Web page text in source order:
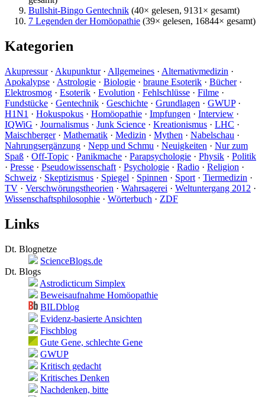
Bullshit-Bingo Gentechnik (40× gelesen, 9131× gesamt)
7 Legenden der Homöopathie (39× gelesen, 16844× gesamt)
Kategorien
Akupressur· Akupunktur· Allgemeines · Alternativmedizin ·
Apokalypse · Astrologie · Biologie · braune Esoterik · Bücher·
Elektrosmog · Esoterik · Evolution · Fehlschlüsse · Filme ·
Fundstücke · Gentechnik · Geschichte · Grundlagen · GWUP·
H1N1 · Hokuspokus · Homöopathie · Impfungen · Interview ·
IQWiG · Journalismus · Junk Science · Kreationismus · LHC ·
Maischberger· Mathematik · Medizin · Mythen · Nabelschau ·
Nahrungsergänzung · Nepp und Schmu · Neuigkeiten · Nur zum
Spaß · Off-Topic · Panikmache · Parapsychologie · Physik · Politik
· Presse · Pseudowissenschaft · Psychologie · Radio · Religion ·
Schweiz · Skeptizismus · Spiegel · Spinnen · Sport · Tiermedizin ·
TV · Verschwörungstheorien · Wahrsagerei · Weltuntergang 2012 ·
Wissenschaftsphilosophie · Wörterbuch · ZDF
Links
Dt. Blognetze
ScienceBlogs.de
Dt. Blogs
Astrodicticum Simplex
Beweisaufnahme Homöopathie
BILDblog
Evidenz-basierte Ansichten
Fischblog
Gute Gene, schlechte Gene
GWUP
Kritisch gedacht
Kritisches Denken
Nachdenken, bitte